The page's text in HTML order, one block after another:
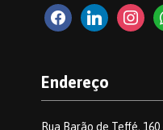
facebook2linkedin
Endereço
Rua Barão de Teffé,